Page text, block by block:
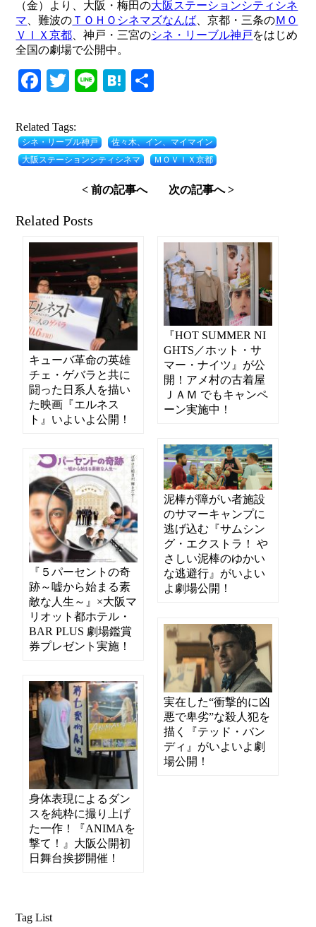
（金）より、大阪・梅田の大阪ステーションシティシネ
マ 、難波の ＴＯＨＯシネマズなんば 、京都・三条のＭＯ
ＶＩＸ京都 、神戸・三宮のシネ・リーブル神戸をはじめ
全国の劇場で公開中。
Facebook
TwitterLineHatena
Related Tags:
シネ・リーブル神戸
佐々木、イン、マイマイン
大阪ステーションシティシネマ
ＭＯＶＩＸ京都
< 前の記事へ 次の記事へ >
Related Posts
キューバ革命の英雄
チェ・ゲバラと共に
闘った日系人を描い
た映画『エルネス
ト』いよいよ公開！
『HOT SUMMER NI
GHTS／ホット・サ
マー・ナイツ』が公
開！アメ村の古着屋
ＪＡＭ でもキャンペ
ーン実施中！
泥棒が障がい者施設
のサマーキャンプに
逃げ込む『サムシン
グ・エクストラ！ や
さしい泥棒のゆかい
な逃避行』がいよい
よ劇場公開！
『５パーセントの奇
跡～嘘から始まる素
敵な人生～』×大阪マ
リオット都ホテル・
BAR PLUS 劇場鑑賞
券プレゼント実施！
実在した“衝撃的に凶
悪で卑劣”な殺人犯を
描く『テッド・バン
ディ』がいよいよ劇
場公開！
身体表現によるダン
スを純粋に撮り上げ
た一作！『ANIMAを
撃て！』大阪公開初
日舞台挨拶開催！
Tag List